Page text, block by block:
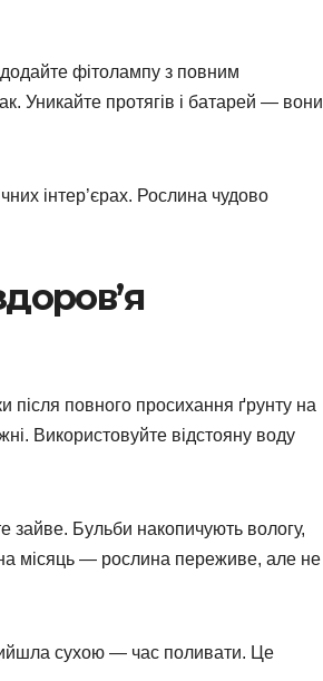
фітолампу з повним
Уникайте протягів і батарей — вони
інтер’єрах. Рослина чудово
повного просихання ґрунту на
Використовуйте відстояну воду
зайве. Бульби накопичують вологу,
місяць — рослина переживе, але не
сухою — час поливати. Це